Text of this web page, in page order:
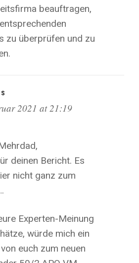
beauftragen,
zu überprüfen und zu
2021 at 21:19
deinen Bericht. Es
nicht ganz zum
Experten-Meinung
würde mich ein
euch zum neuen